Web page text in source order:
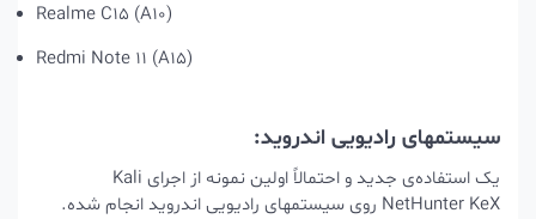
Realme C15 (A10)
Redmi Note 11 (A15)
سیستمهای رادیویی اندروید:
یک استفاده‌ی جدید و احتمالاً اولین نمونه از اجرای Kali
NetHunter KeX روی سیستمهای رادیویی اندروید انجام شده.